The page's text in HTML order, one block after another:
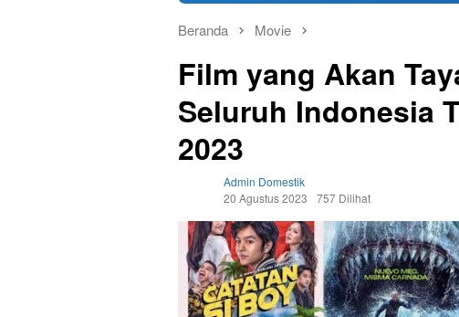
Beranda Movie
Film yang Akan
Seluruh Indonesia
2023
Admin Domestik
20 Agustus 2023
757 Dilihat